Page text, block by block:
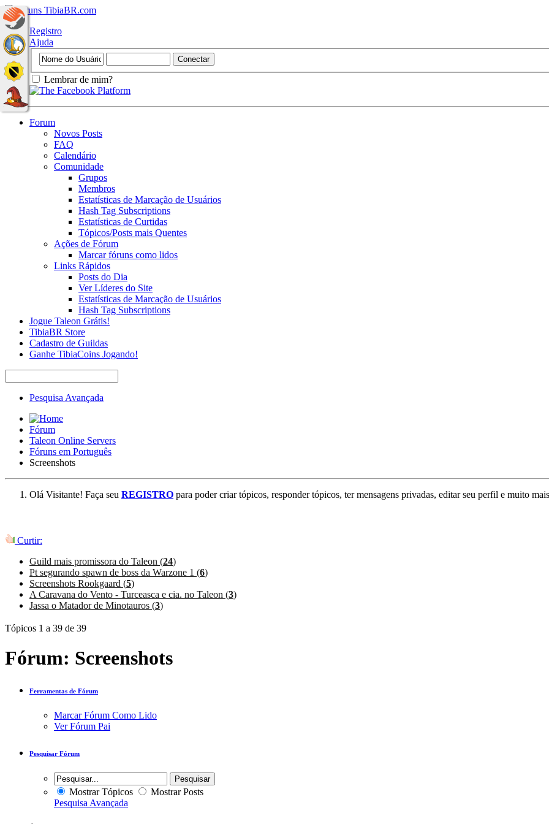
Registro
Ajuda
Lembrar de mim?
Forum
Novos Posts
FAQ
Calendário
Comunidade
Grupos
Membros
Estatísticas de Marcação de Usuários
Hash Tag Subscriptions
Estatísticas de Curtidas
Tópicos/Posts mais Quentes
Ações de Fórum
Marcar fóruns como lidos
Links Rápidos
Posts do Dia
Ver Líderes do Site
Estatísticas de Marcação de Usuários
Hash Tag Subscriptions
Jogue Taleon Grátis!
TibiaBR Store
Cadastro de Guildas
Ganhe TibiaCoins Jogando!
Pesquisa Avançada
Fórum
Taleon Online Servers
Fóruns em Português
Screenshots
Olá Visitante! Faça seu REGISTRO para poder criar tópicos, responder tópicos, ter mensagens privadas, editar seu perfil e muito
Curtir:
Guild mais promissora do Taleon (24)
Pt segurando spawn de boss da Warzone 1 (6)
Screenshots Rookgaard (5)
A Caravana do Vento - Turceasca e cia. no Taleon (3)
Jassa o Matador de Minotauros (3)
Tópicos 1 a 39 de 39
Fórum: Screenshots
Ferramentas de Fórum
Marcar Fórum Como Lido
Ver Fórum Pai
Pesquisar Fórum
Mostrar Tópicos
Mostrar Posts
Pesquisa Avançada